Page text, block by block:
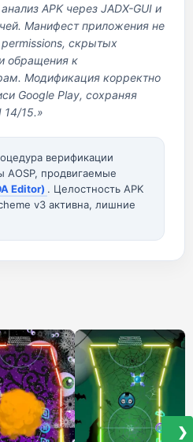
APK через JADX-GUI и
Манифест приложения не
скрытых
обращения к
Модификация корректно
Google Play, сохраняя
14/15.»
верификации
AOSP, продвигаемые
Editor) . Целостность APK
v3 активна, лишние
❯